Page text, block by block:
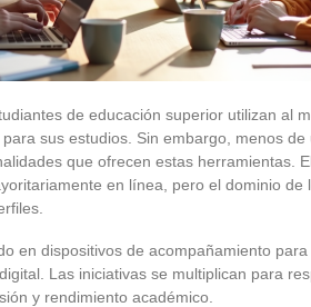
de educación superior utilizan al
sus estudios. Sin embargo, menos
que ofrecen estas herramientas.
en línea, pero el dominio de
en dispositivos de acompañamiento
Las iniciativas se multiplican para
y rendimiento académico.